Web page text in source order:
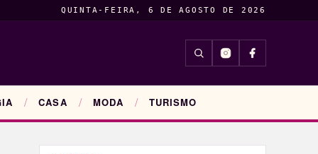
QUINTA-FEIRA, 6 DE AGOSTO DE 2026
CASA MODA TURISMO
INSIGHTS